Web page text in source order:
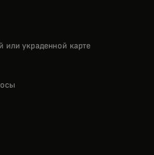
или украденной карте